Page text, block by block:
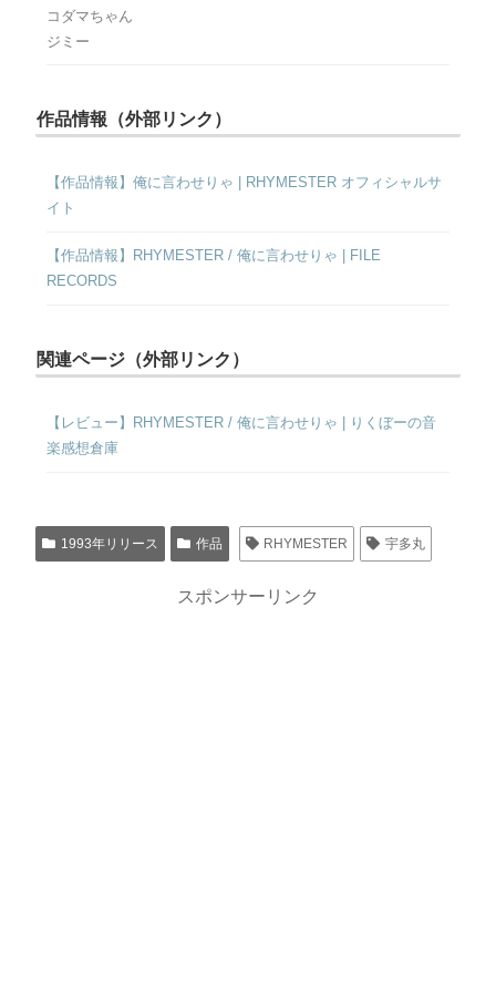
コダマちゃん
ジミー
作品情報（外部リンク）
【作品情報】俺に言わせりゃ | RHYMESTER オフィシャルサ
イト
【作品情報】RHYMESTER / 俺に言わせりゃ | FILE
RECORDS
関連ページ（外部リンク）
【レビュー】RHYMESTER / 俺に言わせりゃ | りくぼーの音
楽感想倉庫
1993年リリース 作品 RHYMESTER 宇多丸
スポンサーリンク